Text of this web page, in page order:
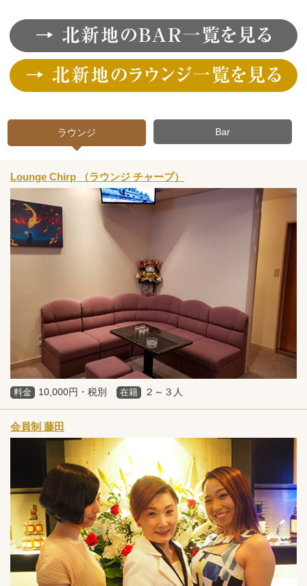
ラウンジ Bar
Lounge Chirp （ラウンジ チャープ）
料金 10,000円・税別 在籍 ２～３人
会員制 藤田